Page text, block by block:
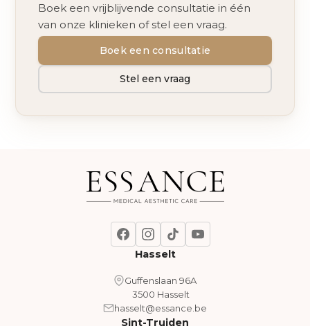
Boek een vrijblijvende consultatie in één
van onze klinieken of stel een vraag.
Boek een consultatie
Stel een vraag
Hasselt
Guffenslaan 96A
3500 Hasselt
hasselt@essance.be
Sint-Truiden